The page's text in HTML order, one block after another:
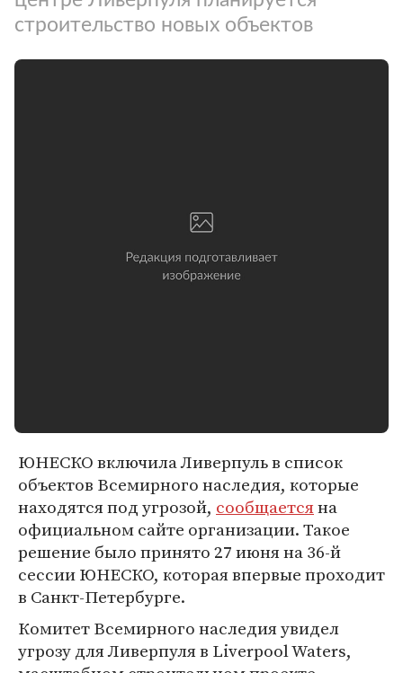
строительство новых объектов
ЮНЕСКО включила Ливерпуль в список
объектов Всемирного наследия, которые
находятся под угрозой, сообщаетсяна
официальном сайте организации. Такое
решение было принято 27 июня на 36-й
сессии ЮНЕСКО, которая впервые проходит
в Санкт-Петербурге.
Комитет Всемирного наследия увидел
угрозу для Ливерпуля в Liverpool Waters,